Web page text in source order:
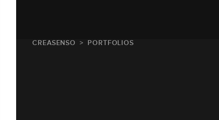
CREASENSO PORTFOLIOS